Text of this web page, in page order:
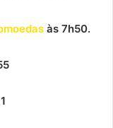
às 7h50.